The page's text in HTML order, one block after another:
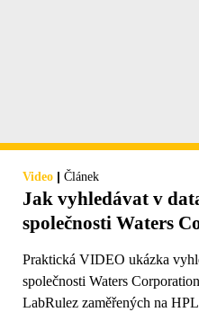
Video | Článek
Jak vyhledávat v
společnosti Waters
Praktická VIDEO ukázka
společnosti Waters
LabRulez zaměřených na